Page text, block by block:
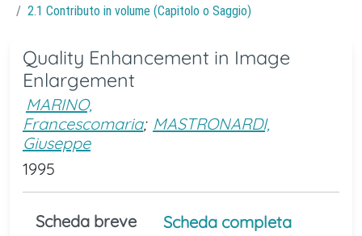
2.1 Contributo in volume (Capitolo o Saggio)
Quality Enhancement in Image
Enlargement
MARINO,
Francescomaria; MASTRONARDI,
Giuseppe
1995
Scheda breve
Scheda completa